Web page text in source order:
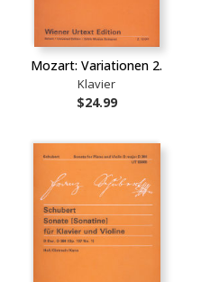
Mozart: Variationen 2.
Klavier
$24.99